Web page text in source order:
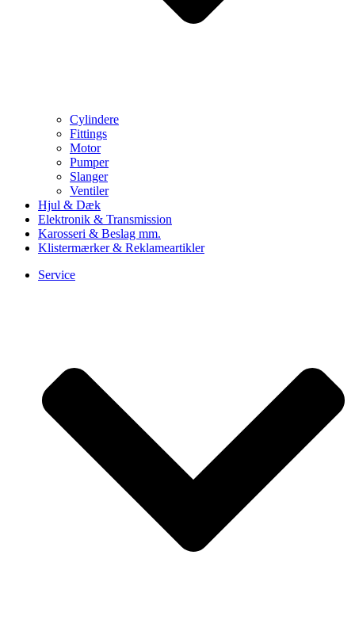
Cylindere
Fittings
Motor
Pumper
Slanger
Ventiler
Hjul & Dæk
Elektronik & Transmission
Karosseri & Beslag mm.
Klistermærker & Reklameartikler
Service